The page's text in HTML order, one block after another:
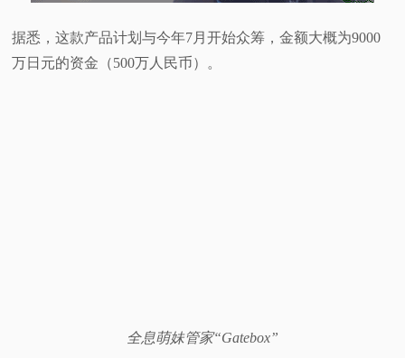
据悉，这款产品计划与今年7月开始众筹，金额大概为9000
万日元的资金（500万人民币）。
全息萌妹管家“Gatebox”